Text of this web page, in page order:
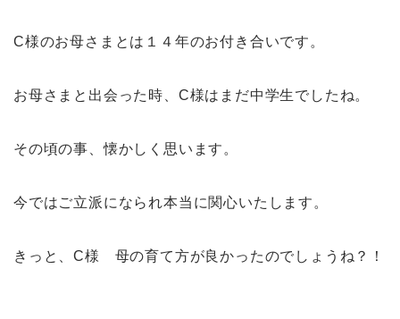
C様のお母さまとは１４年のお付き合いです。
お母さまと出会った時、C様はまだ中学生でしたね。
その頃の事、懐かしく思います。
今ではご立派になられ本当に関心いたします。
きっと、C様 母の育て方が良かったのでしょうね？！